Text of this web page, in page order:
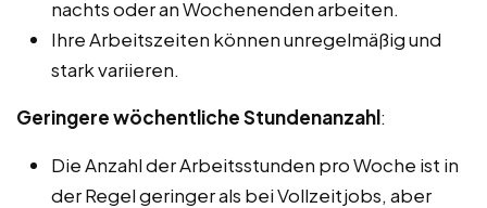
nachts oder an Wochenenden arbeiten.
Ihre Arbeitszeiten können unregelmäßig und
stark variieren.
Geringere wöchentliche Stundenanzahl:
Die Anzahl der Arbeitsstunden pro Woche ist in
der Regel geringer als bei Vollzeitjobs, aber